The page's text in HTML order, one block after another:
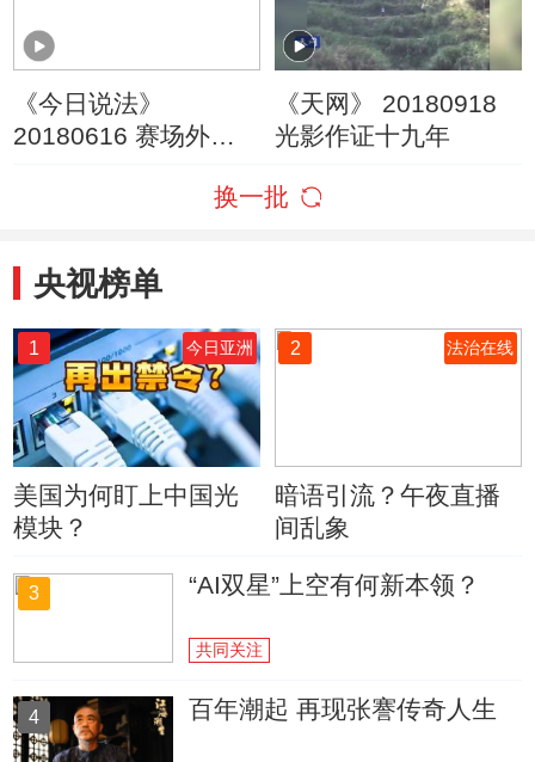
《今日说法》
20180616 赛场外的
《天网》 20180918
光影作证十九年
换一批
央视榜单
1 今日亚洲
美国为何盯上中国光
模块？
2 法治在线
暗语引流？午夜直播
间乱象
3 “AI双星”上空有何新本领？
共同关注
4 百年潮起 再现张謇传奇人生